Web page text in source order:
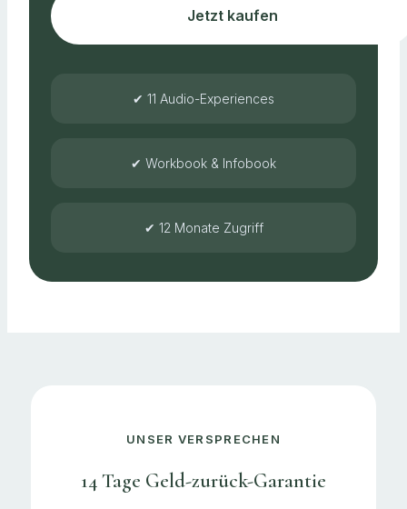
Jetzt kaufen
✔ 11 Audio-Experiences
✔ Workbook & Infobook
✔ 12 Monate Zugriff
UNSER VERSPRECHEN
14 Tage Geld-zurück-Garantie